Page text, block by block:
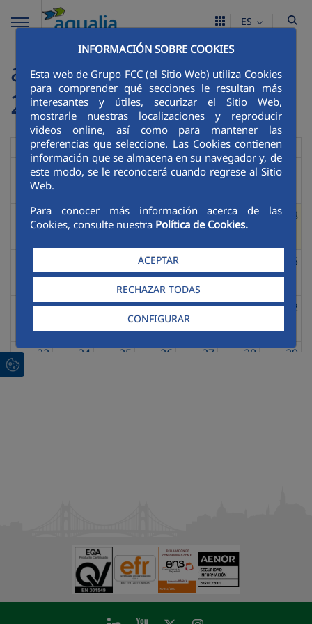
INFORMACIÓN SOBRE COOKIES
Esta web de Grupo FCC (el Sitio Web) utiliza Cookies
para comprender qué secciones le resultan más
interesantes y útiles, securizar el Sitio Web,
mostrarle nuestras localizaciones y reproducir
videos online, así como para mantener las
preferencias que seleccione. Las Cookies contienen
información que se almacena en su navegador y, de
este modo, se le reconocerá cuando regrese al Sitio
Web.
Para conocer más información acerca de las
Cookies, consulte nuestra Política de Cookies.
ACEPTAR
RECHAZAR TODAS
CONFIGURAR
ES
agosto de
2026
today
dom. lun. mar. mié. jue. vie.
sáb.
26
27 28 29 30 31
2 3 4 5 6 7 8
12 15
16 17 18 19 20 21 22
23 24 25 26 27 28 29